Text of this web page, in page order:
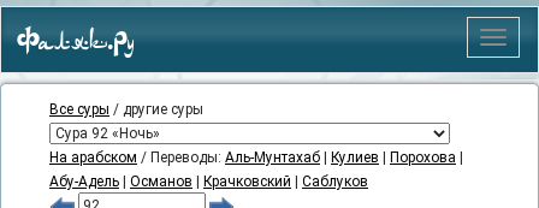
Меню
Фаляк.Ру
Все суры / другие суры
На арабском / Переводы: Аль-Мунтахаб Кулиев Порохова
Абу-Адель
Османов Крачковский Саблуков